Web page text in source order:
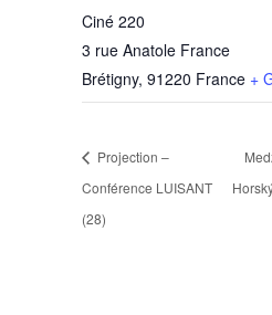
Ciné 220
3 rue Anatole France
Brétigny, 91220 France +
Projection –
Conférence LUISANT
(28)